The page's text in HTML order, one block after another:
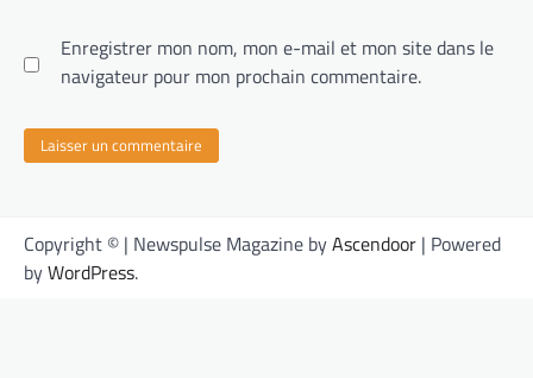
Enregistrer mon nom, mon e-mail et mon site dans le
navigateur pour mon prochain commentaire.
Copyright © | Newspulse Magazine byAscendoor | Powered
byWordPress.